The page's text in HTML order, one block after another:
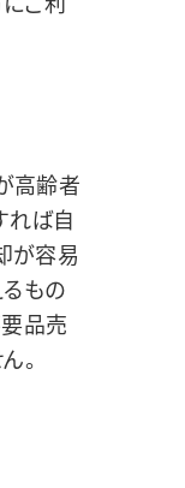
高齢者
れば自
が容易
もの
品売
。